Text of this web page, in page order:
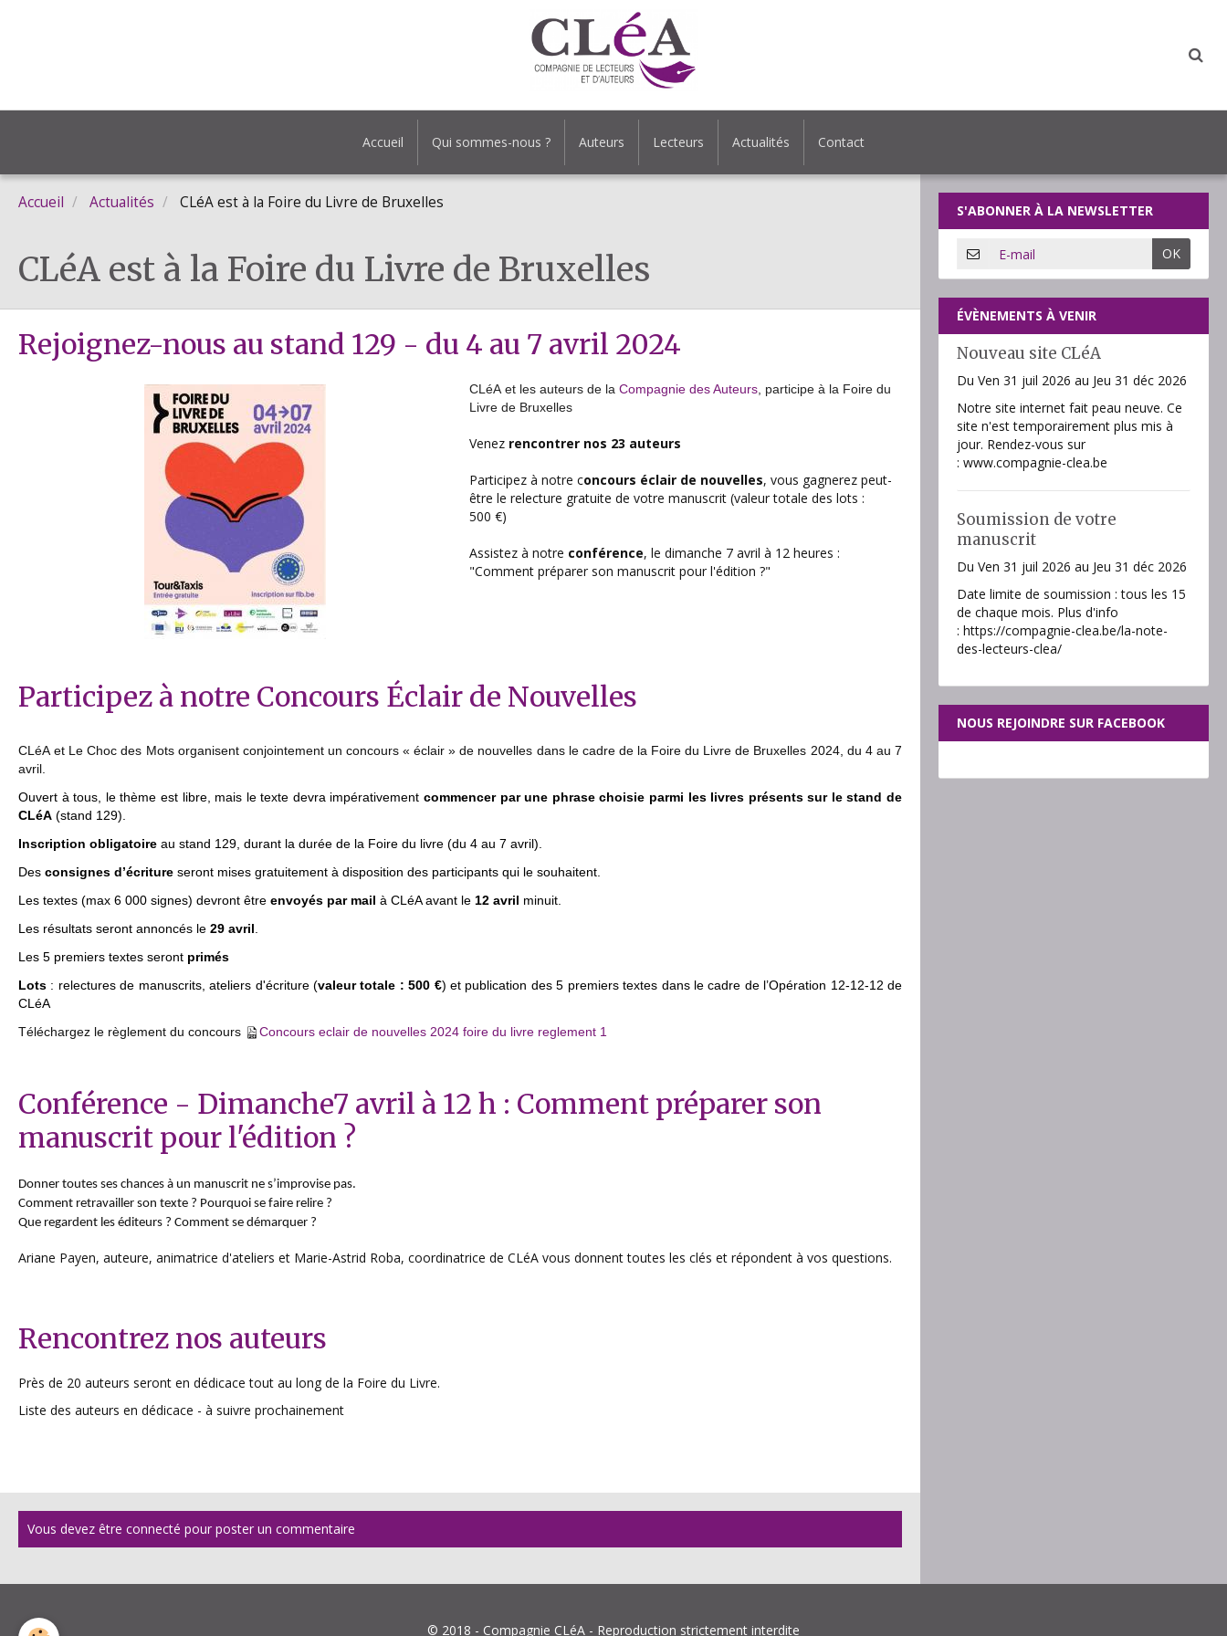
Accueil Qui sommes-nous ? Auteurs Lecteurs Actualités Contact
Accueil Actualités CLéA est à la Foire du Livre de Bruxelles
CLéA est à la Foire du Livre de Bruxelles
Rejoignez-nous au stand 129 - du 4 au 7 avril 2024
CLéA et les auteurs de la Compagnie des Auteurs , participe à la Foire du
Livre de Bruxelles
Venez rencontrer nos 23 auteurs
Participez à notre concours éclair de nouvelles, vous gagnerez peut-
être le relecture gratuite de votre manuscrit (valeur totale des lots :
500 €)
Assistez à notre conférence, le dimanche 7 avril à 12 heures :
"Comment préparer son manuscrit pour l'édition ?"
Participez à notre Concours Éclair de Nouvelles
CLéA et Le Choc des Mots organisent conjointement un concours « éclair » de nouvelles dans le cadre de la Foire du Livre de Bruxelles 2024, du 4 au 7
avril.
Ouvert à tous, le thème est libre, mais le texte devra impérativement commencer par une phrase choisie parmi les livres présents sur le stand de
CLéA (stand 129).
Inscription obligatoire au stand 129, durant la durée de la Foire du livre (du 4 au 7 avril).
Des consignes d’écriture seront mises gratuitement à disposition des participants qui le souhaitent.
Les textes (max 6 000 signes) devront être envoyés par mail à CLéA avant le 12 avril minuit.
Les résultats seront annoncés le 29 avril
Les 5 premiers textes seront primés
Lots : relectures de manuscrits, ateliers d'écriture (valeur totale : 500 €) et publication des 5 premiers textes dans le cadre de l’Opération 12-12-12 de
CLéA
Téléchargez le règlement du concours
Concours eclair de nouvelles 2024 foire du livre reglement 1
Conférence - Dimanche7 avril à 12 h : Comment préparer son
manuscrit pour l'édition ?
Donner toutes ses chances à un manuscrit ne s’improvise pas.
Comment retravailler son texte ? Pourquoi se faire relire ?
Que regardent les éditeurs ? Comment se démarquer ?
Ariane Payen, auteure, animatrice d'ateliers et Marie-Astrid Roba, coordinatrice de CLéA vous donnent toutes les clés et répondent à vos questions.
Rencontrez nos auteurs
Près de 20 auteurs seront en dédicace tout au long de la Foire du Livre.
Liste des auteurs en dédicace - à suivre prochainement
Vous devez être connecté pour poster un commentaire
S'ABONNER À LA NEWSLETTER
OK
ÉVÈNEMENTS À VENIR
Nouveau site CLéA
Du Ven 31 juil 2026 au Jeu 31 déc 2026
Notre site internet fait peau neuve. Ce
site n'est temporairement plus mis à
jour. Rendez-vous sur
: www.compagnie-clea.be
Soumission de votre
manuscrit
Du Ven 31 juil 2026 au Jeu 31 déc 2026
Date limite de soumission : tous les 15
de chaque mois. Plus d'info
: https://compagnie-clea.be/la-note-
des-lecteurs-clea/
NOUS REJOINDRE SUR FACEBOOK
© 2018 - Compagnie CLéA - Reproduction strictement interdite